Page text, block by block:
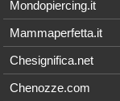
Mondopiercing.it
Mammaperfetta.it
Chesignifica.net
Chenozze.com